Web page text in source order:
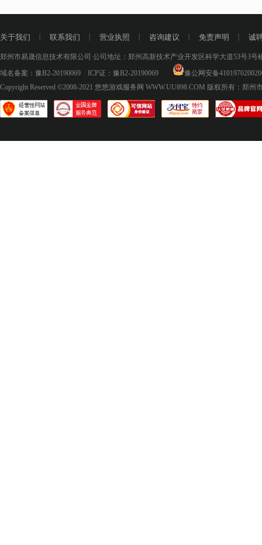
关于我们 联系我们 营业执照 咨询建议 免责声明 诚
郑州市易晟信息技术有限公司 公司地址：郑州高新技术产业开发区科学大道53号3号
域名备案： 豫B2-20190069 ICP证： 豫B2-20190069
豫公网安备
Copyright Reserved ©2008-2021 悠悠游戏服务网 WWW.UU898.COM 版权所有：郑州